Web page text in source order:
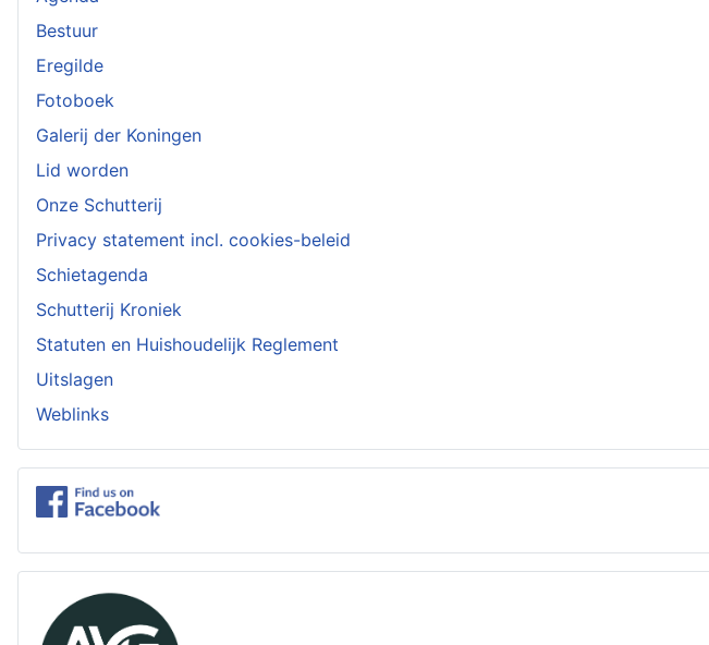
Bestuur
Eregilde
Fotoboek
Galerij der Koningen
Lid worden
Onze Schutterij
Privacy statement incl. cookies-beleid
Schietagenda
Schutterij Kroniek
Statuten en Huishoudelijk Reglement
Uitslagen
Weblinks